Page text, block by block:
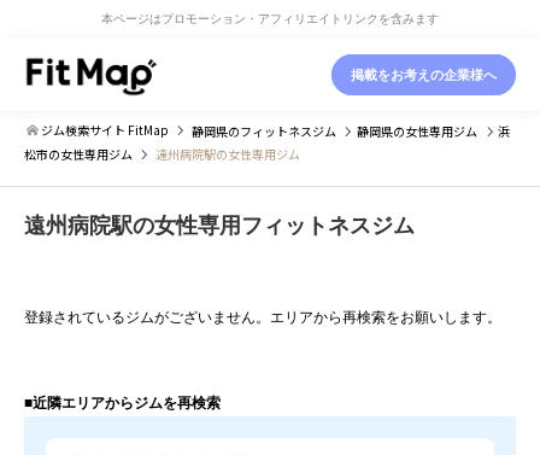
本ページはプロモーション・アフィリエイトリンクを含みます
掲載をお考えの企業様へ
ジム検索サイト FitMap 静岡県のフィットネスジム 静岡県の女性専用ジム
浜
松市の女性専用ジム 遠州病院駅の女性専用ジム
遠州病院駅の女性専用フィットネスジム
登録されているジムがございません。エリアから再検索をお願いします。
■近隣エリアからジムを再検索